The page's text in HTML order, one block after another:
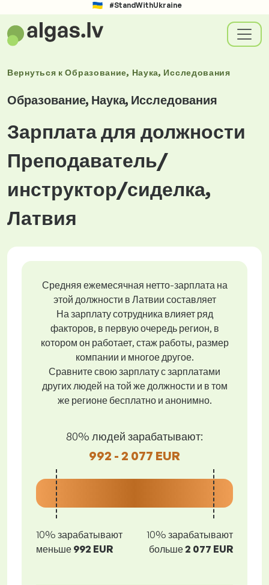
#StandWithUkraine
Вернуться кОбразование, Наука, Исследования
Образование, Наука, Исследования
Зарплата для должности
Преподаватель/
инструктор/сиделка,
Латвия
Средняя ежемесячная нетто-зарплата на
этой должности в Латвии составляет
На зарплату сотрудника влияет ряд
факторов, в первую очередь регион, в
котором он работает, стаж работы, размер
компании и многое другое.
Сравните свою зарплату с зарплатами
других людей на той же должности и в том
же регионе бесплатно и анонимно.
80% людей зарабатывают:
992 - 2 077 EUR
10% зарабатывают
меньше 992 EUR
10% зарабатывают
больше2 077 EUR